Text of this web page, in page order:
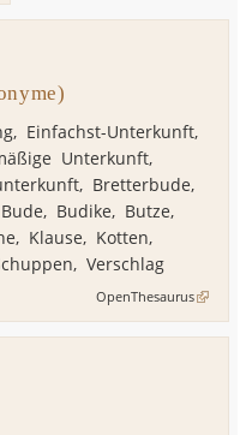
Einfachst-Unterkunft,
Unterkunft,
, Bretterbude,
Bude, Budike, Butze,
, Klause, Kotten,
, Verschlag
OpenThesaurus